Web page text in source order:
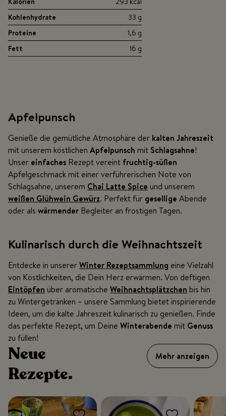
Kohlenhydrate
33 g
Proteine
1,6 g
Fett
16 g
Apfelpunsch
Genieße die gemütliche Atmosphäre der kalten Jahreszeit
mit unserem köstlichen Apfelpunsch mit Schlagsahne!
Unser einfaches Rezept vereint fruchtig-süßen
Apfelgeschmack mit einer verführerischen Note von
Schlagsahne, unserem Chai Latte Spice und unserem
weißen Glühwein Gewürz. Perfekt für gesellige Abende
oder als wärmender Begleiter an frostigen Tagen.
Kulinarisch durch die Weihnachtszeit
Entdecke in unsererWinter Rezeptsammlung eine Vielzahl
von Köstlichkeiten, die Dein Herz erwärmen. Von deftigen
Eintöpfen über aromatische Weihnachtsplätzchen bis hin
zu Wintergetränken – unsere Sammlung bietet inspirierende
Ideen, um die kalte Jahreszeit kulinarisch zu genießen. Finde
das perfekte Rezept, um Deine Winterabende mit Genuss
zu füllen!
Neue
Rezepte.
Mehr anzeigen